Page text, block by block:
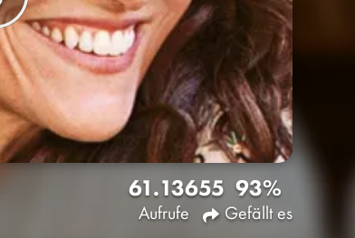
61.136
Aufrufe
55 93%
Gefällt es